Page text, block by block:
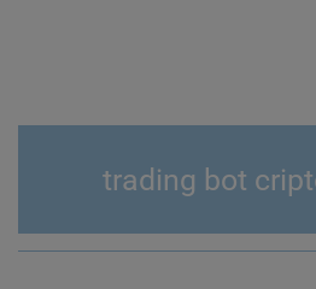
trading bot